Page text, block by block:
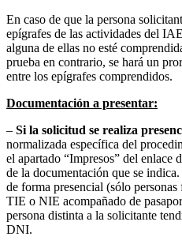
En caso de que la persona
epígrafes de las actividades del
alguna de ellas no esté
prueba en contrario, se hará un
entre los epígrafes comprendidos.
Documentación a presentar:
– Si la solicitud se realiza
normalizada específica del
el apartado “Impresos” del enlace
de la documentación que se
de forma presencial (sólo
TIE o NIE acompañado de
persona distinta a la solicitante
DNI.